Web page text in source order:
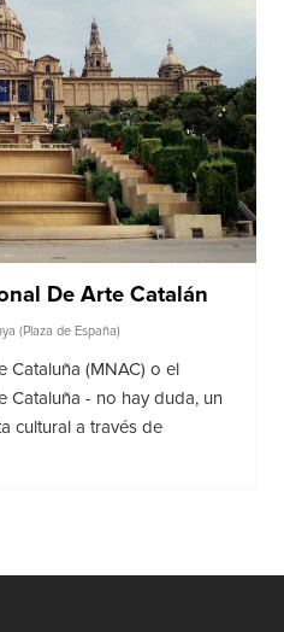
De Arte Catalán
(Plaza de España)
Cataluña (MNAC) o el
Cataluña - no hay duda, un
cultural a través de